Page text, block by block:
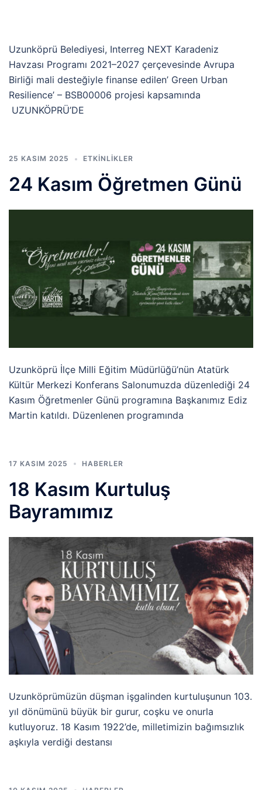
Uzunköprü Belediyesi, Interreg NEXT Karadeniz
Havzası Programı 2021–2027 çerçevesinde Avrupa
Birliği mali desteğiyle finanse edilen’ Green Urban
Resilience’ – BSB00006 projesi kapsamında
UZUNKÖPRÜ’DE
25 KASIM 2025 ETKINLIKLER
24 Kasım Öğretmen Günü
Uzunköprü İlçe Milli Eğitim Müdürlüğü’nün Atatürk
Kültür Merkezi Konferans Salonumuzda düzenlediği 24
Kasım Öğretmenler Günü programına Başkanımız Ediz
Martin katıldı. Düzenlenen programında
17 KASIM 2025 HABERLER
18 Kasım Kurtuluş
Bayramımız
Uzunköprümüzün düşman işgalinden kurtuluşunun 103.
yıl dönümünü büyük bir gurur, coşku ve onurla
kutluyoruz. 18 Kasım 1922’de, milletimizin bağımsızlık
aşkıyla verdiği destansı